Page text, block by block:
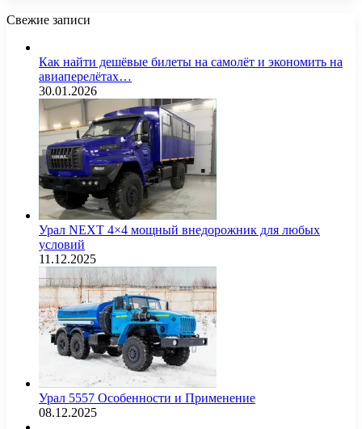
Свежие записи
Как найти дешёвые билеты на самолёт и экономить на
авиаперелётах…
30.01.2026
Урал NEXT 4×4 мощный внедорожник для любых
условий
11.12.2025
Урал 5557 Особенности и Применение
08.12.2025